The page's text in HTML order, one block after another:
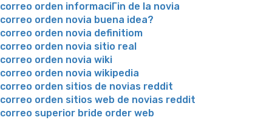
correo orden informaciГіn de la novia
correo orden novia buena idea?
correo orden novia definitiom
correo orden novia sitio real
correo orden novia wiki
correo orden novia wikipedia
correo orden sitios de novias reddit
correo orden sitios web de novias reddit
correo superior bride order web